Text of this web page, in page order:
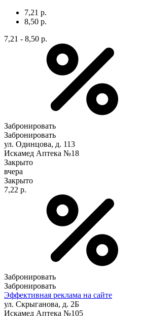
7,21 р.
8,50 р.
7,21 - 8,50 р.
Забронировать
Забронировать
ул. Одинцова, д. 113
Искамед Аптека №18
Закрыто
вчера
Закрыто
7,22 р.
Забронировать
Забронировать
Эффективная реклама на сайте
ул. Скрыганова, д. 2Б
Искамед Аптека №105